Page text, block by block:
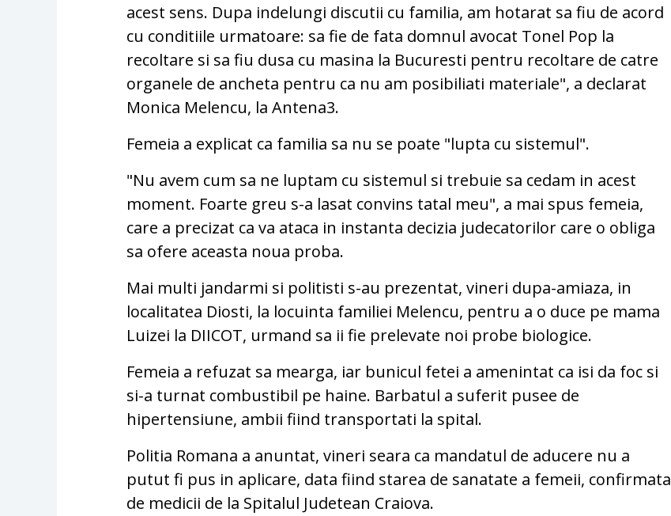
acest sens. Dupa indelungi discutii cu familia, am hotarat sa fiu de acord
cu conditiile urmatoare: sa fie de fata domnul avocat Tonel Pop la
recoltare si sa fiu dusa cu masina la Bucuresti pentru recoltare de catre
organele de ancheta pentru ca nu am posibiliati materiale", a declarat
Monica Melencu, la Antena3.
Femeia a explicat ca familia sa nu se poate "lupta cu sistemul".
"Nu avem cum sa ne luptam cu sistemul si trebuie sa cedam in acest
moment. Foarte greu s-a lasat convins tatal meu", a mai spus femeia,
care a precizat ca va ataca in instanta decizia judecatorilor care o obliga
sa ofere aceasta noua proba.
Mai multi jandarmi si politisti s-au prezentat, vineri dupa-amiaza, in
localitatea Diosti, la locuinta familiei Melencu, pentru a o duce pe mama
Luizei la DIICOT, urmand sa ii fie prelevate noi probe biologice.
Femeia a refuzat sa mearga, iar bunicul fetei a amenintat ca isi da foc si
si-a turnat combustibil pe haine. Barbatul a suferit pusee de
hipertensiune, ambii fiind transportati la spital.
Politia Romana a anuntat, vineri seara ca mandatul de aducere nu a
putut fi pus in aplicare, data fiind starea de sanatate a femeii, confirmata
de medicii de la Spitalul Judetean Craiova.